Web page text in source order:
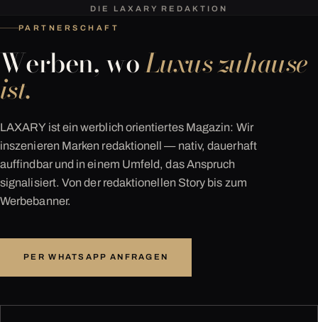
DIE LAXARY REDAKTION
PARTNERSCHAFT
Werben, woLuxus zuhause
ist.
LAXARY ist ein werblich orientiertes Magazin: Wir
inszenieren Marken redaktionell — nativ, dauerhaft
auffindbar und in einem Umfeld, das Anspruch
signalisiert. Von der redaktionellen Story bis zum
Werbebanner.
PER WHATSAPP ANFRAGEN